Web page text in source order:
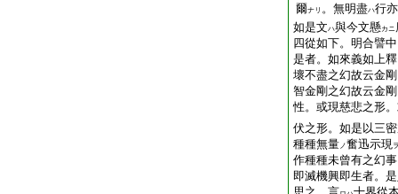
爾ナリ 。無明盡ハ行
如是文ハ與今文懸カニ
四從如下。明合譬
是者。如來義如上
壞不盡之幻故云金
智金剛之幻故云金
性。或現慈悲之形
伏之形。如是以三
種種無量ノ奮迅示現
作種種未曾有之幻
即滅機興即生者。